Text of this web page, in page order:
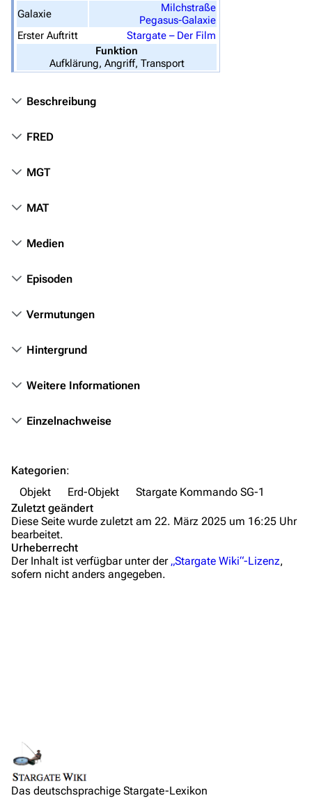
Stargate-Romane
Filme
Mitmachen
Hilfe
Letzte Änderungen
Anfragen
Administrations-Übersicht
Löschantrag
Vandalismus melden
IRC-Channel Permanenter Link
Galaxie
Milchstraße
Pegasus-Galaxie
Erster Auftritt
Stargate – Der Film
Funktion
Aufklärung, Angriff, Transport
Beschreibung
FRED
MGT
MAT
Medien
Episoden
Vermutungen
Hintergrund
Weitere Informationen
Einzelnachweise
Beschreibung
MALP Unit Mk I
Stargate Kommando SG-1
Stargate Atlantis
Kategorien:
Objekt
Erd-Objekt
Stargate Kommando SG-1
Zuletzt geändert
Diese Seite wurde zuletzt am 22. März 2025 um 16:25 Uhr
bearbeitet.
Urheberrecht
Der Inhalt ist verfügbar unter der „Stargate Wiki“-Lizenz,
sofern nicht anders angegeben.
Das deutschsprachige Stargate-Lexikon